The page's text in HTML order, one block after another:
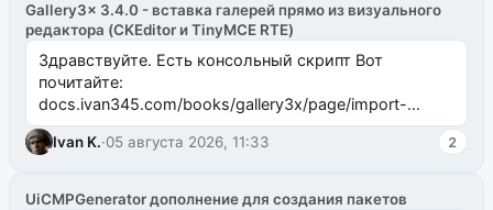
Gallery3x 3.4.0 - вставка галерей прямо из визуального
редактора (CKEditor и TinyMCE RTE)
Здравствуйте. Есть консольный скрипт Вот
почитайте:
docs.ivan345.com/books/gallery3x/page/import-
ms2galleryphp
Ivan K.·05 августа 2026, 11:33 2
UiCMPGenerator дополнение для создания пакетов